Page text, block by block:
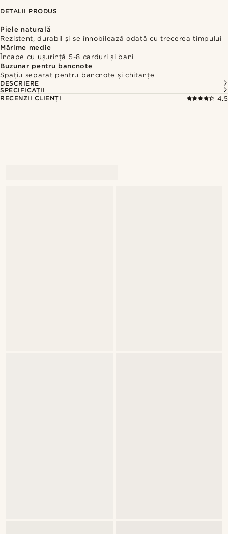
DETALII PRODUS
Piele naturală
Rezistent, durabil și se înnobilează odată cu trecerea timpului
Mărime medie
Încape cu ușurință 5-8 carduri și bani
Buzunar pentru bancnote
Spațiu separat pentru bancnote și chitanțe
DESCRIERE
SPECIFICAȚII
RECENZII CLIENȚI
4.5